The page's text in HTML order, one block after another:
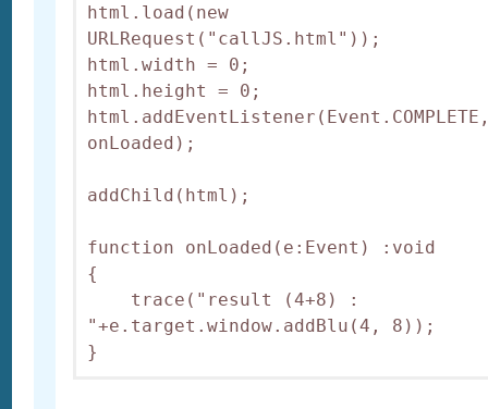
html.load(new
URLRequest("callJS.html"));
html.width = 0;
html.height = 0;
onLoaded);
addChild(html);
function onLoaded(e:Event) :void
{
trace("result (4+8) :
"+e.target.window.addBlu(4, 8));
}